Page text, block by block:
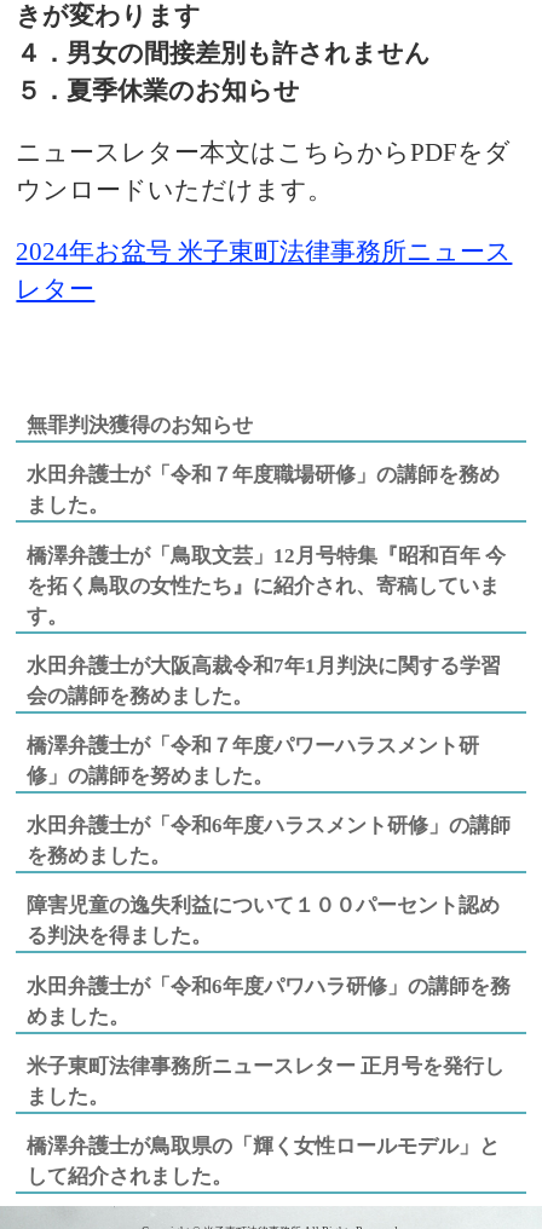
きが変わります
４．男女の間接差別も許されません
５．夏季休業のお知らせ
ニュースレター本文はこちらからPDFをダ
ウンロードいただけます。
2024年お盆号 米子東町法律事務所ニュース
レター
無罪判決獲得のお知らせ
水田弁護士が「令和７年度職場研修」の講師を務め
ました。
橋澤弁護士が「鳥取文芸」12月号特集『昭和百年 今
を拓く鳥取の女性たち』に紹介され、寄稿していま
す。
水田弁護士が大阪高裁令和7年1月判決に関する学習
会の講師を務めました。
橋澤弁護士が「令和７年度パワーハラスメント研
修」の講師を努めました。
水田弁護士が「令和6年度ハラスメント研修」の講師
を務めました。
障害児童の逸失利益について１００パーセント認め
る判決を得ました。
水田弁護士が「令和6年度パワハラ研修」の講師を務
めました。
米子東町法律事務所ニュースレター 正月号を発行し
ました。
橋澤弁護士が鳥取県の「輝く女性ロールモデル」と
して紹介されました。